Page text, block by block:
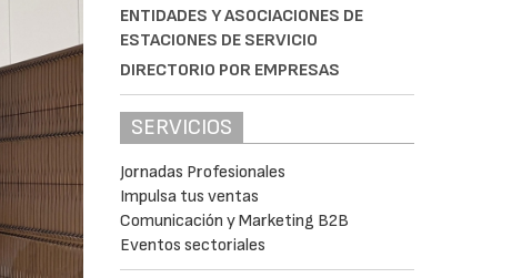
ENTIDADES Y ASOCIACIONES DE
ESTACIONES DE SERVICIO
DIRECTORIO POR EMPRESAS
SERVICIOS
Jornadas Profesionales
Impulsa tus ventas
Comunicación y Marketing B2B
Eventos sectoriales